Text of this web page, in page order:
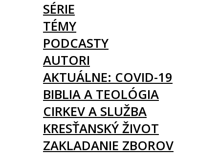
SÉRIE
TÉMY
PODCASTY
AUTORI
AKTUÁLNE: COVID-19
BIBLIA A TEOLÓGIA
CIRKEV A SLUŽBA
KRESŤANSKÝ ŽIVOT
ZAKLADANIE ZBOROV